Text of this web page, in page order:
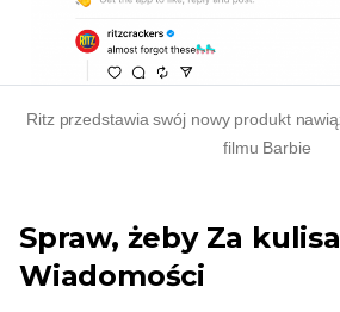
Ritz przedstawia swój nowy produkt
filmu Barbie
Spraw, żeby Za
Wiadomości